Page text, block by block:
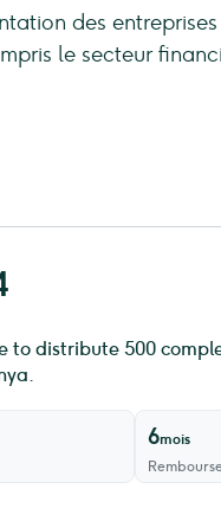
des
le secteur
to distribute 500
6mois